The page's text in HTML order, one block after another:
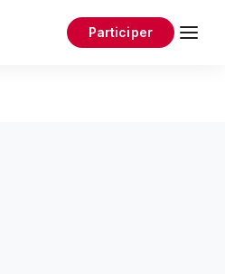
Participer